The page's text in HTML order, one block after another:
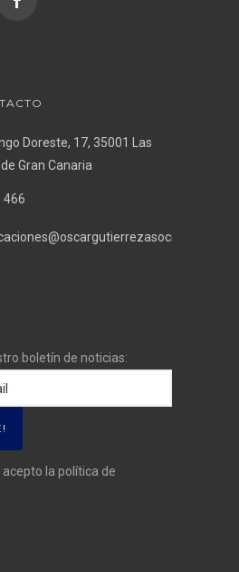
Doreste, 17, 35001 Las
Gran Canaria
466
boletín de noticias:
acepto la política de